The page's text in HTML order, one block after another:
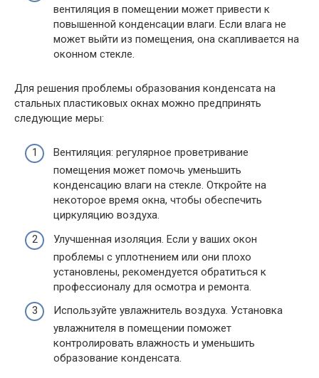
вентиляция в помещении может привести к
повышенной конденсации влаги. Если влага не
может выйти из помещения, она скапливается на
оконном стекле.
Для решения проблемы образования конденсата на
стальных пластиковых окнах можно предпринять
следующие меры:
Вентиляция: регулярное проветривание
помещения может помочь уменьшить
конденсацию влаги на стекле. Откройте на
некоторое время окна, чтобы обеспечить
циркуляцию воздуха.
Улучшенная изоляция. Если у ваших окон
проблемы с уплотнением или они плохо
установлены, рекомендуется обратиться к
профессионалу для осмотра и ремонта.
Используйте увлажнитель воздуха. Установка
увлажнителя в помещении поможет
контролировать влажность и уменьшить
образование конденсата.